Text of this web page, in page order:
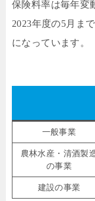
保険料率は毎年変
2023年度の5月ま
になっています。
一般事業
農林水産・清酒製
の事業
建設の事業